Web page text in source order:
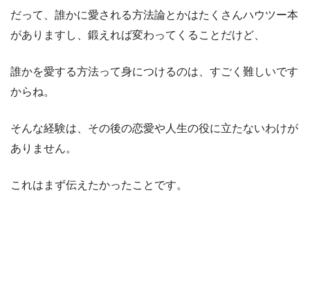
だって、誰かに愛される方法論とかはたくさんハウツー本
がありますし、鍛えれば変わってくることだけど、
誰かを愛する方法って身につけるのは、すごく難しいです
からね。
そんな経験は、その後の恋愛や人生の役に立たないわけが
ありません。
これはまず伝えたかったことです。